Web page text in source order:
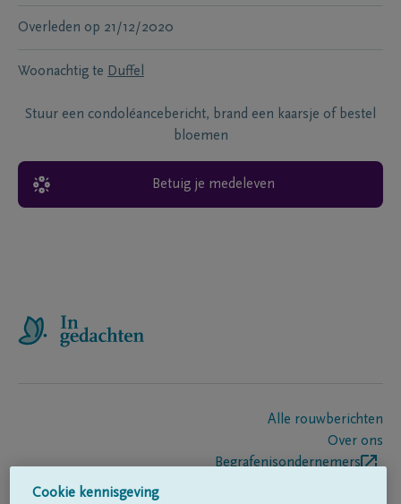
Overleden op 21/12/2020
Woonachtig te Duffel
Stuur een condoléancebericht, brand een kaarsje of bestel
bloemen
Betuig je medeleven
Alle rouwberichten
Over ons
Begrafenisondernemers
Cookie kennisgeving